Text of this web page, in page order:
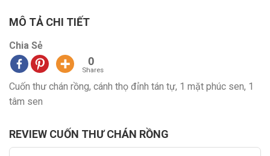
MÔ TẢ CHI TIẾT
Chia Sẻ
0
Shares
Cuốn thư chán rồng, cánh thọ đỉnh tán tự, 1 mặt phúc sen, 1
tâm sen
REVIEW CUỐN THƯ CHÁN RỒNG